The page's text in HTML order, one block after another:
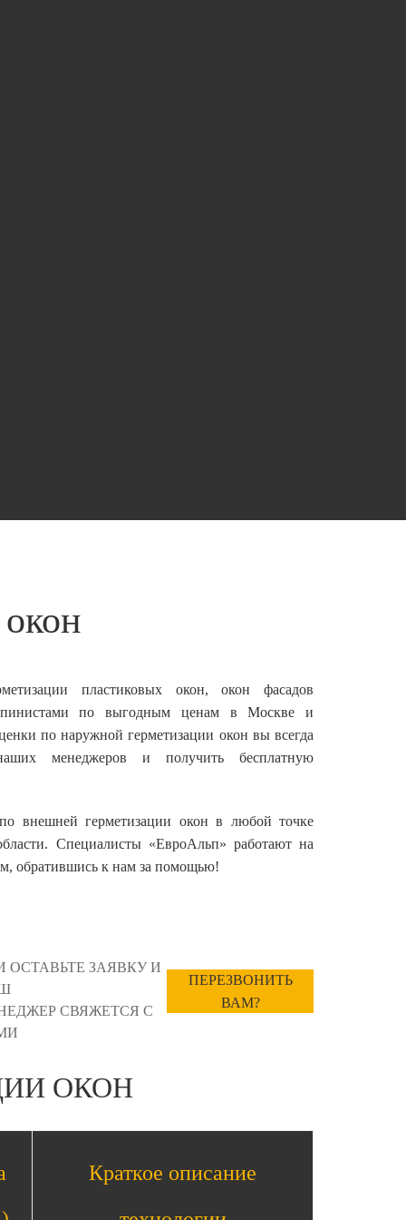
пластиковых окон, окон фасадов
по выгодным ценам в Москве и
по наружной герметизации окон вы всегда
менеджеров и получить бесплатную
внешней герметизации окон в любой точке
Специалисты «ЕвроАльп» работают на
обратившись к нам за помощью!
ОСТАВЬТЕ ЗАЯВКУ И
СВЯЖЕТСЯ С
ПЕРЕЗВОНИТЬ
ВАМ?
ОКОН
Краткое описание